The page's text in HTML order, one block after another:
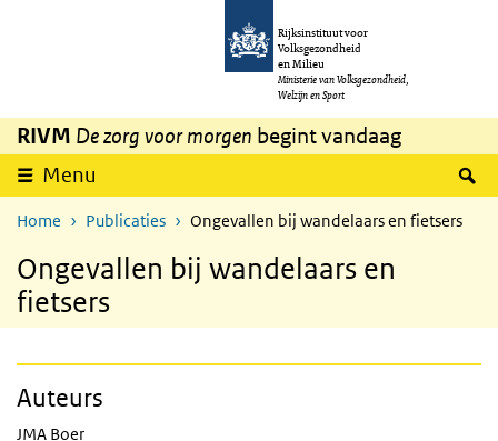
Overslaan en naar de inhoud gaan
Rijksinstituut voor
Volksgezondheid
en Milieu
Ministerie van Volksgezondheid,
Welzijn en Sport
RIVM De zorg voor morgen begint vandaag
Menu
Home Publicaties Ongevallen bij wandelaars en fietsers
Ongevallen bij wandelaars en
fietsers
Auteurs
JMA Boer